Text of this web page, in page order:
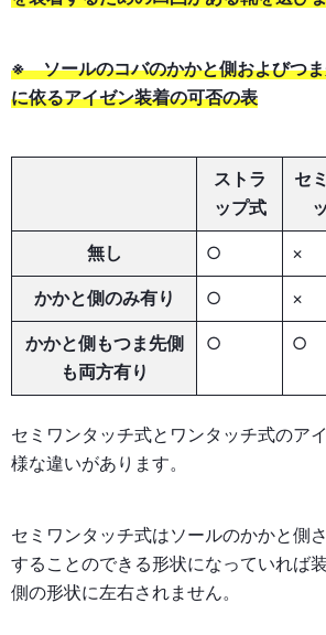
※ ソールのコバのかかと側およびつ
に依るアイゼン装着の可否の表
ストラ
ップ式
セ
無し ○ ×
かかと側のみ有り ○ ×
かかと側もつま先側
も両方有り
○ ○
セミワンタッチ式とワンタッチ式のア
様な違いがあります。
セミワンタッチ式はソールのかかと側
することのできる形状になっていれば
側の形状に左右されません。